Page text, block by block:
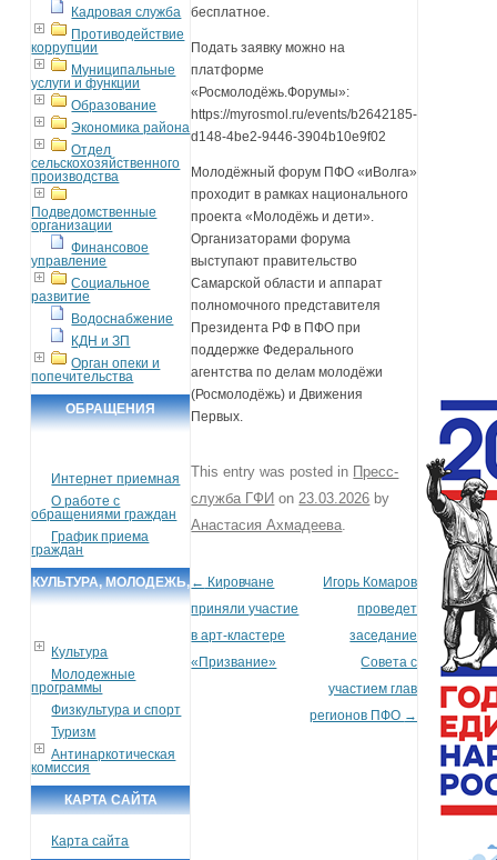
Кадровая служба
Противодействие
коррупции
Муниципальные
услуги и функции
Образование
Экономика района
Отдел
сельскохозяйственного
производства
Подведомственные
организации
Финансовое
управление
Социальное
развитие
Водоснабжение
КДН и ЗП
Орган опеки и
попечительства
ОБРАЩЕНИЯ
Интернет приемная
О работе с
обращениями граждан
График приема
граждан
КУЛЬТУРА, МОЛОДЕЖЬ,
Культура
Молодежные
программы
Физкультура и спорт
Туризм
Антинаркотическая
комиссия
КАРТА САЙТА
Карта сайта
бесплатное.
Подать заявку можно на
платформе
«Росмолодёжь.Форумы»:
https://myrosmol.ru/events/b2642185-
d148-4be2-9446-3904b10e9f02
Молодёжный форум ПФО «иВолга»
проходит в рамках национального
проекта «Молодёжь и дети».
Организаторами форума
выступают правительство
Самарской области и аппарат
полномочного представителя
Президента РФ в ПФО при
поддержке Федерального
агентства по делам молодёжи
(Росмолодёжь) и Движения
Первых.
This entry was posted in Пресс-
служба ГФИ on 23.03.2026 by
Анастасия Ахмадеева
Post navigation
← Кировчане
приняли участие
в арт-кластере
«Призвание»
Игорь Комаров
проведет
заседание
Совета с
участием глав
регионов ПФО →